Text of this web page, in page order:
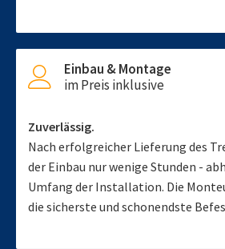
Einbau & Montage
im Preis inklusive
Zuverlässig.
Nach erfolgreicher Lieferung des
der Einbau nur wenige Stunden -
Umfang der Installation. Die
die sicherste und schonendste